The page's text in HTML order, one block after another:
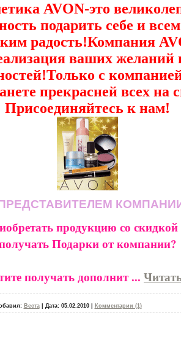
AVON-это
подарить себе и
радость!Компания
ваших желаний
с
прекрасней всех на
Присоединяйтесь к нам!
КОМПАНИИ
продукцию со
Подарки от компании?
получать дополнит...
Веста Дата: 05.02.2010 Комментарии (1)